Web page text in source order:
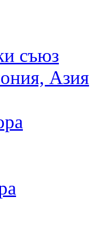
съюз
Азия